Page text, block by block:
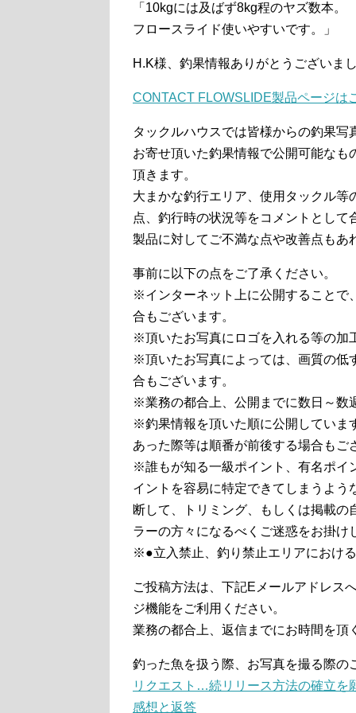
「10kgには及ばず8kg程のヤズ数本。
フロースライド使いやすいです。」
H.K様、釣果情報ありがとうございま
CONTACT FLOWSLIDE製品ページは
タックルハウスでは皆様からの釣果
お寄せ頂いた釣果情報で公開可能な
頂きます。
大まかな釣行エリア、使用タックル
点、釣行時の状況等をコメントとして
製品に対してご不満な点や改善点もあ
事前に以下の点をご了承ください。
※インターネット上に公開することで
合もございます。
※頂いたお写真にロゴを入れる等の加
※頂いたお写真によっては、画質の低
合もございます。
※業務の都合上、公開までに数日～数
※釣果情報を頂いた順に公開していま
あった際等は順番が前後する場合もご
※誰もが知る一級ポイント、有名ポイ
イントを容易に特定できてしまうよ
断して、トリミング、もしくは掲載
ラーの方々になるべくご迷惑をお掛
※●立入禁止、釣り禁止エリアにおけ
ご投稿方法は、下記Eメールアドレス
ジ機能をご利用ください。
業務の都合上、返信までにお時間を
釣った魚を扱う際、お写真を撮る際の
リクエスト…続リリース方法の確立を
感想と返答